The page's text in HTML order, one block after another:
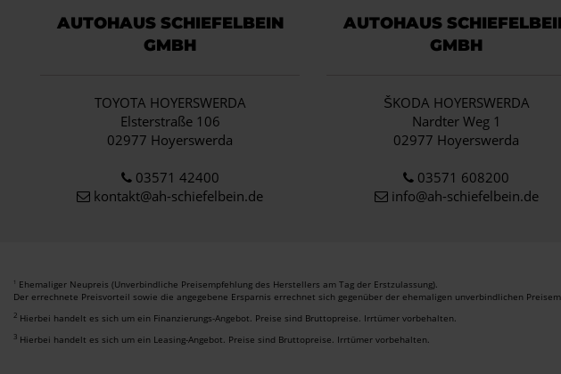
AUTOHAUS SCHIEFELBEIN
GMBH
TOYOTA HOYERSWERDA
Elsterstraße 106
02977 Hoyerswerda
03571 42400
kontakt@ah-schiefelbein.de
AUTOHAUS
GMBH
ŠKODA HOYERSWERDA
Nardter Weg 1
02977 Hoyerswerda
03571 608200
info@ah-schiefelbein.de
1 Ehemaliger Neupreis (Unverbindliche Preisempfehlung des Herstellers am Tag der Erstzulassung).
Der errechnete Preisvorteil sowie die angegebene Ersparnis errechnet sich gegenüber der ehemaligen unverbindlichen
2 Hierbei handelt es sich um ein Finanzierungs-Angebot. Preise sind Bruttopreise. Irrtümer vorbehalten.
3 Hierbei handelt es sich um ein Leasing-Angebot. Preise sind Bruttopreise. Irrtümer vorbehalten.